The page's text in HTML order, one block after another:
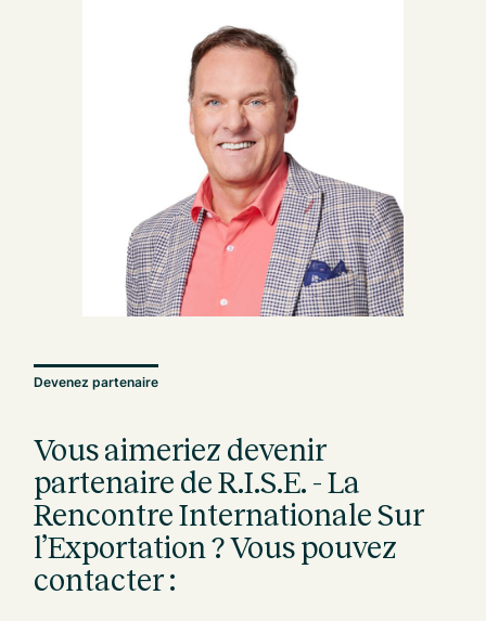
Devenez partenaire
Vous aimeriez devenir
partenaire de R.I.S.E. - La
Rencontre Internationale Sur
l’Exportation ? Vous pouvez
contacter :